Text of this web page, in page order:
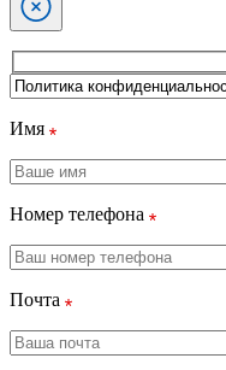
Имя
Номер телефона
Почта